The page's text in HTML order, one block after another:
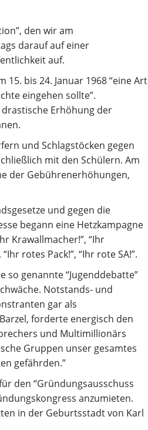
den wir am
darauf auf einer
auf.
bis 24. Januar 1968 “eine Art
eingehen sollte”.
Erhöhung der
und Schlagstöcken gegen
mit den Schülern. Am
der Gebührenerhöhungen,
und gegen die
begann eine Hetzkampagne
Krawallmacher!”, “Ihr
rotes Pack!”, “Ihr rote SA!”.
so genannte “Jugenddebatte”
Notstands- und
gar als
forderte energisch den
und Multimillionärs
Gruppen unser gesamtes
gefährden.”
den “Gründungsausschuss
anzumieten.
in der Geburtsstadt von Karl